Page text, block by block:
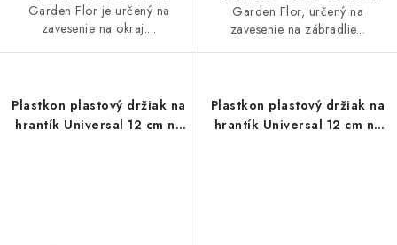
Garden Flor je určený na
zavesenie na okraj....
Garden Flor, určený na
zavesenie na zábradlie...
Plastkon plastový držiak na
hrantík Universal 12 cm na
Plastkon plastový držiak na
hrantík Universal 12 cm na